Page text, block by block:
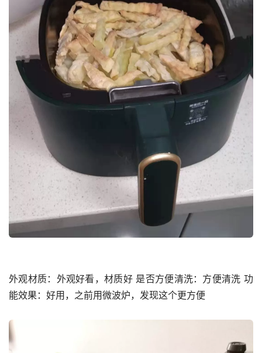
外观材质：外观好看，材质好 是否方便清洗：方便清洗 功
能效果：好用，之前用微波炉，发现这个更方便